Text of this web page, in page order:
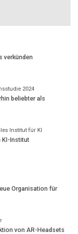
verkünden
2024
beliebter als
Institut für KI
KI-Institut
Organisation für
von AR-Headsets